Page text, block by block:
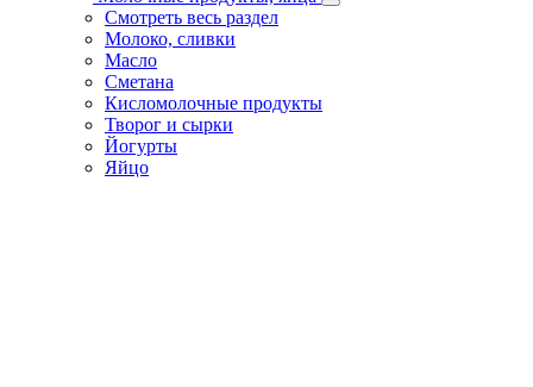
Смотреть весь раздел
Молоко, сливки
Масло
Сметана
Кисломолочные продукты
Творог и сырки
Йогурты
Яйцо